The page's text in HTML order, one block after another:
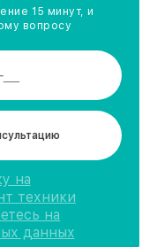
15 минут, и
вопросу
на
техники
на
данных